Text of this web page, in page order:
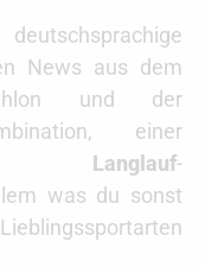
News aus dem
und der
einer
Langlauf-
was du sonst